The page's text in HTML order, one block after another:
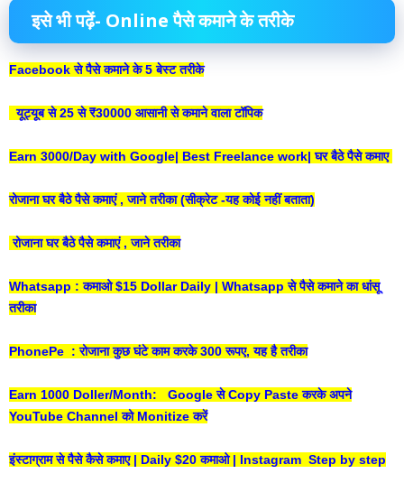
इसे भी पढ़ें- Online पैसे कमाने के तरीके
Facebook से पैसे कमाने के 5 बेस्ट तरीके
यूट्यूब से 25 से ₹30000 आसानी से कमाने वाला टॉपिक
Earn 3000/Day with Google| Best Freelance work| घर बैठे पैसे कमाए
रोजाना घर बैठे पैसे कमाएं , जाने तरीका (सीक्रेट -यह कोई नहीं बताता)
रोजाना घर बैठे पैसे कमाएं , जाने तरीका
Whatsapp : कमाओ $15 Dollar Daily | Whatsapp से पैसे कमाने का धांसू
तरीका
PhonePe : रोजाना कुछ घंटे काम करके 300 रूपए, यह है तरीका
Earn 1000 Doller/Month: Google से Copy Paste करके अपने
YouTube Channel को Monitize करें
इंस्टाग्राम से पैसे कैसे कमाए | Daily $20 कमाओ | Instagram Step by step